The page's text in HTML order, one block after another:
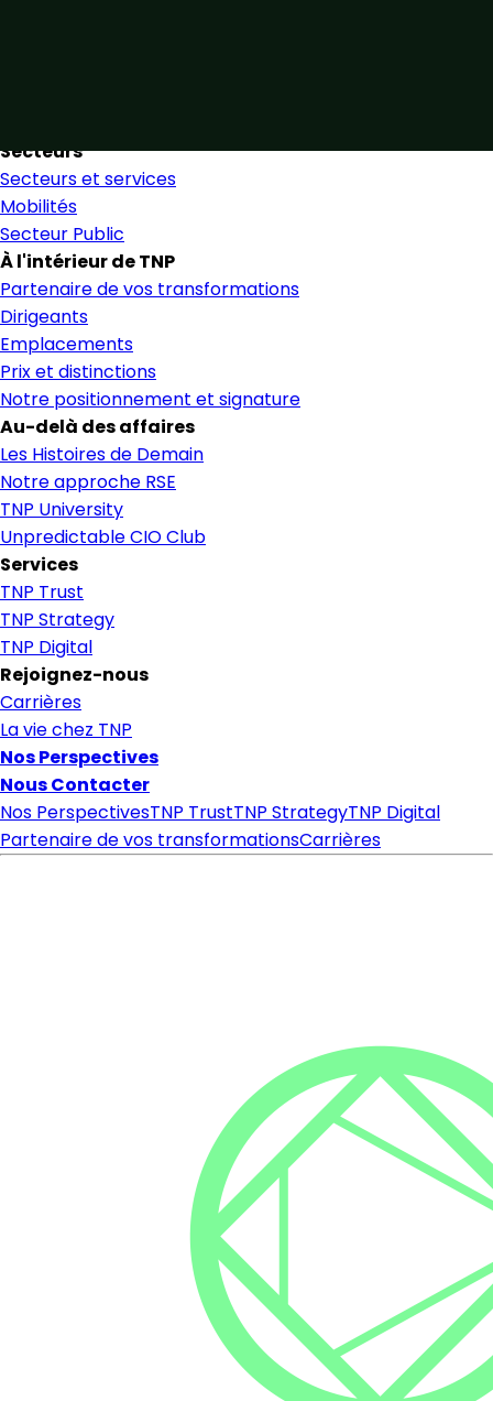
Secteurs
Secteurs et services
Mobilités
Secteur Public
À l'intérieur de TNP
Partenaire de vos transformations
Dirigeants
Emplacements
Prix et distinctions
Notre positionnement et signature
Au-delà des affaires
Les Histoires de Demain
Notre approche RSE
TNP University
Unpredictable CIO Club
Services
TNP Trust
TNP Strategy
TNP Digital
Rejoignez-nous
Carrières
La vie chez TNP
Nos Perspectives
Nous Contacter
Nos PerspectivesTNP TrustTNP StrategyTNP Digital
Partenaire de vos transformationsCarrières